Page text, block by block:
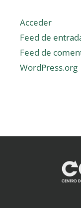
Acceder
Feed de
Feed de
WordPress.org